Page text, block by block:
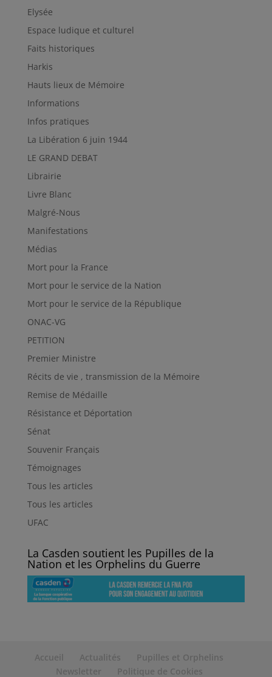
Elysée
Espace ludique et culturel
Faits historiques
Harkis
Hauts lieux de Mémoire
Informations
Infos pratiques
La Libération 6 juin 1944
LE GRAND DEBAT
Librairie
Livre Blanc
Malgré-Nous
Manifestations
Médias
Mort pour la France
Mort pour le service de la Nation
Mort pour le service de la République
ONAC-VG
PETITION
Premier Ministre
Récits de vie , transmission de la Mémoire
Remise de Médaille
Résistance et Déportation
Sénat
Souvenir Français
Témoignages
Tous les articles
Tous les articles
UFAC
La Casden soutient les Pupilles de la
Nation et les Orphelins du Guerre
Accueil Actualités
Pupilles et Orphelins
Newsletter
Politique de Cookies